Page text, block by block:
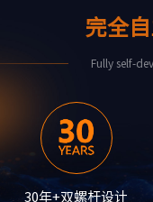
完全
Fully self-
30年+双螺杆设计